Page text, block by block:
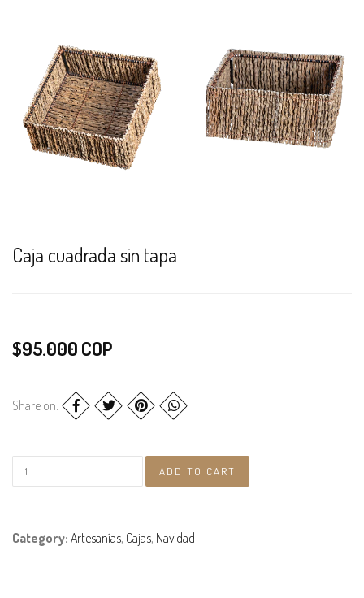
Caja cuadrada sin tapa
$95.000 COP
Share on:
Category: Artesanías, Cajas, Navidad